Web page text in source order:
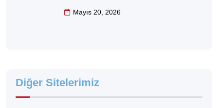
Mayıs 20, 2026
Diğer Sitelerimiz